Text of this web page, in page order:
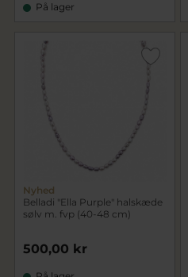
På lager
Nyhed
Belladi "Ella Purple" halskæde
sølv m. fvp (40-48 cm)
500,00 kr